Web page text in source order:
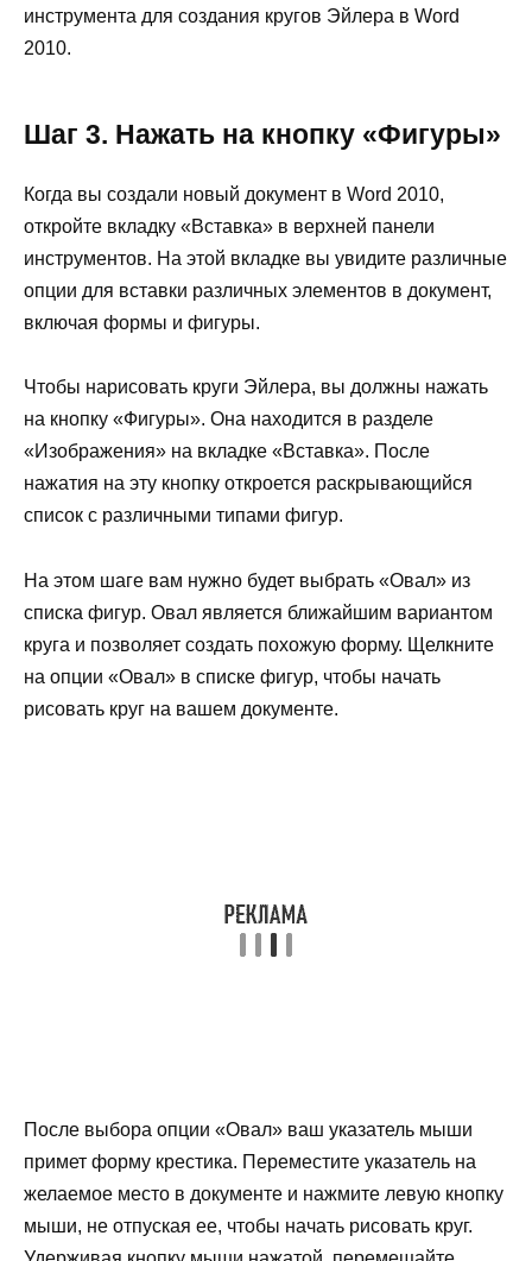
инструмента для создания кругов Эйлера в Word
2010.
Шаг 3. Нажать на кнопку «Фигуры»
Когда вы создали новый документ в Word 2010,
откройте вкладку «Вставка» в верхней панели
инструментов. На этой вкладке вы увидите различные
опции для вставки различных элементов в документ,
включая формы и фигуры.
Чтобы нарисовать круги Эйлера, вы должны нажать
на кнопку «Фигуры». Она находится в разделе
«Изображения» на вкладке «Вставка». После
нажатия на эту кнопку откроется раскрывающийся
список с различными типами фигур.
На этом шаге вам нужно будет выбрать «Овал» из
списка фигур. Овал является ближайшим вариантом
круга и позволяет создать похожую форму. Щелкните
на опции «Овал» в списке фигур, чтобы начать
рисовать круг на вашем документе.
После выбора опции «Овал» ваш указатель мыши
примет форму крестика. Переместите указатель на
желаемое место в документе и нажмите левую кнопку
мыши, не отпуская ее, чтобы начать рисовать круг.